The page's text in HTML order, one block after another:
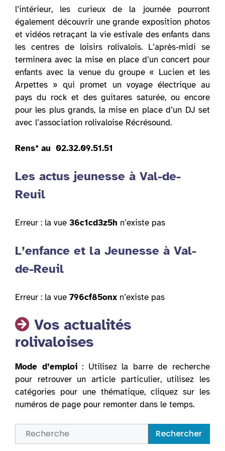
l’intérieur, les curieux de la journée pourront
également découvrir une grande exposition photos
et vidéos retraçant la vie estivale des enfants dans
les centres de loisirs rolivalois. L’après-midi se
terminera avec la mise en place d’un concert pour
enfants avec la venue du groupe « Lucien et les
Arpettes » qui promet un voyage électrique au
pays du rock et des guitares saturée, ou encore
pour les plus grands, la mise en place d’un DJ set
avec l’association rolivaloise Récrésound.
Rens* au 02.32.09.51.51
Les actus jeunesse à Val-de-
Reuil
Erreur : la vue 36c1cd3z5h n’existe pas
L’enfance et la Jeunesse à Val-
de-Reuil
Erreur : la vue 796cf85onx n’existe pas
Vos actualités
rolivaloises
Mode d’emploi: Utilisez la barre de recherche
pour retrouver un article particulier, utilisez les
catégories pour une thématique, cliquez sur les
numéros de page pour remonter dans le temps.
Rechercher